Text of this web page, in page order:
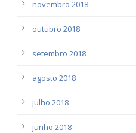
novembro 2018
outubro 2018
setembro 2018
agosto 2018
julho 2018
junho 2018